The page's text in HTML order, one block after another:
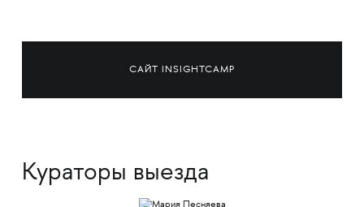
САЙТ INSIGHTCAMP
Кураторы выезда